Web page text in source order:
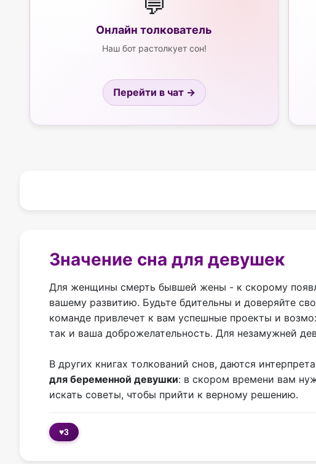
Онлайн толкователь
Наш бот растолкует сон!
Перейти в чат →
Значение сна для девушек
Для женщины смерть бывшей жены - к скорому
вашему развитию. Будьте бдительны и доверяйте
команде привлечет к вам успешные проекты и
так и ваша доброжелательность. Для незамужней
В других книгах толкований снов, даются
для беременной девушки: в скором времени вам
искать советы, чтобы прийти к верному решению.
♥3